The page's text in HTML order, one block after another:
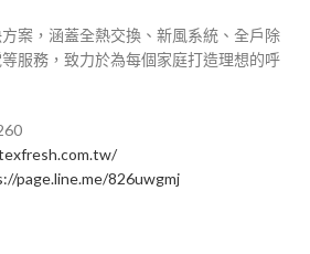
案，涵蓋全熱交換、新風系統、全戶除
服務，致力於為每個家庭打造理想的呼
page.line.me/826uwgmj